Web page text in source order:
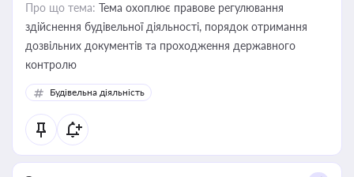
Про що тема: Тема охоплює правове регулювання
здійснення будівельної діяльності, порядок отримання
дозвільних документів та проходження державного
контролю
Будівельна діяльність